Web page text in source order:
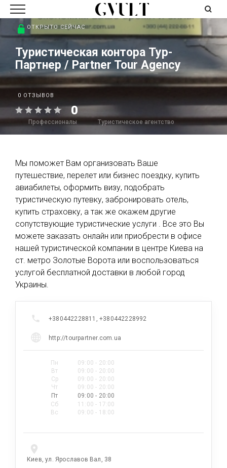
ОТКРЫТО СЕЙЧАС
Туристическая контора Тур-
Партнер / Partner Tour Agency
0 ОТЗЫВОВ
0
Профессионалы Туристическое агентство
Мы поможет Вам организовать Ваше
путешествие, перелет или бизнес поездку, купить
авиабилеты, оформить визу, подобрать
туристическую путевку, забронировать отель,
купить страховку, а так же окажем другие
сопутствующие туристические услуги . Все это Вы
можете заказать онлайн или приобрести в офисе
нашей туристической компании в центре Киева на
ст. метро Золотые Ворота или воспользоваться
услугой бесплатной доставки в любой город
Украины.
+380442228811, +380442228992
http://tourpartner.com.ua
Пн
09:00 - 20:00
Вт
09:00 - 20:00
Ср
09:00 - 20:00
Чт
09:00 - 20:00
Пт
09:00 - 20:00
Сб
11:00 - 17:00
Вс
09:00 - 18:00
Киев, ул. Ярославов Вал, 38